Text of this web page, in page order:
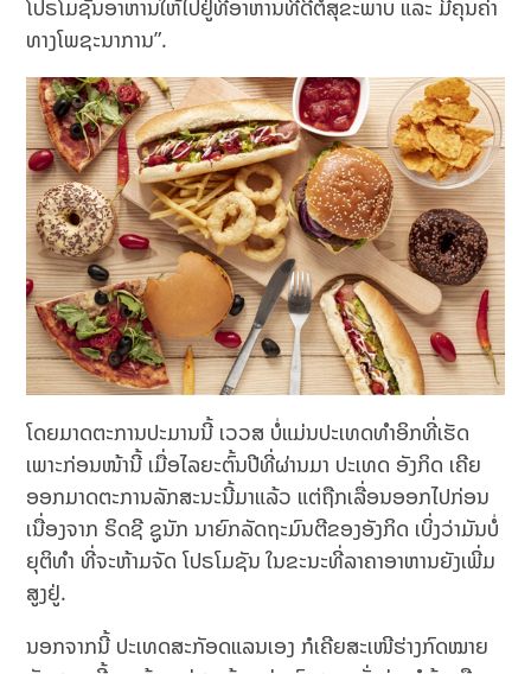
ໂປຣໂມຊັນອາຫານໃຫ້ໄປຢູ່ທີ່ອາຫານທີ່ດີຕໍ່ສຸຂະພາບ ແລະ ມີຄຸນຄ່າ
ທາງໂພຊະນາການ”.
ໂດຍມາດຕະການປະມານນີ້ ເວວສ ບໍ່ແມ່ນປະເທດທຳອິກທີ່ເຮັດ
ເພາະກ່ອນໜ້ານີ້ ເມື່ອໄລຍະຕົ້ນປີທີ່ຜ່ານມາ ປະເທດ ອັງກິດ ເຄີຍ
ອອກມາດຕະການລັກສະນະນີ້ມາແລ້ວ ແຕ່ຖືກເລື່ອນອອກໄປກ່ອນ
ເນື່ອງຈາກ ຣິດຊີ ຊູນັກ ນາຍົກລັດຖະມົນຕີຂອງອັງກິດ ເບິ່ງວ່າມັນບໍ່
ຍຸຕິທຳ ທີ່ຈະຫ້າມຈັດ ໂປຣໂມຊັນ ໃນຂະນະທີ່ລາຄາອາຫານຍັງເພີ່ມ
ສູງຢູ່.
ນອກຈາກນີ້ ປະເທດສະກັອດແລນເອງ ກໍເຄີຍສະເໜີຮ່າງກົດໝາຍ